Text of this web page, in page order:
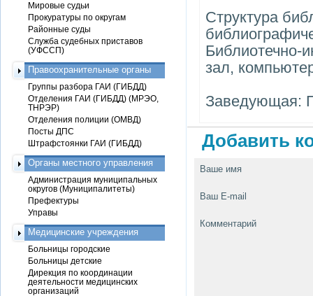
Структура
Библиотечно-
зал,
Заведующая:
Добавить
Ваше имя
Ваш E-mail
Комментарий
Мировые судьи
Прокуратуры по округам
Районные суды
Служба судебных приставов
(УФССП)
Правоохранительные органы
Группы разбора ГАИ (ГИБДД)
Отделения ГАИ (ГИБДД) (МРЭО,
ТНРЭР)
Отделения полиции (ОМВД)
Посты ДПС
Штрафстоянки ГАИ (ГИБДД)
Органы местного управления
Администрация муниципальных
округов (Муниципалитеты)
Префектуры
Управы
Медицинские учреждения
Больницы городские
Больницы детские
Дирекция по координации
деятельности медицинских
организаций